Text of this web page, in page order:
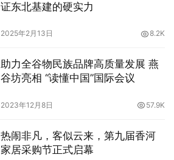
证东北基建的硬实力
2025年2月13日 8.2K
助力全谷物民族品牌高质量发展 燕
谷坊亮相 “读懂中国”国际会议
2023年12月8日 57.9K
热闹非凡，客似云来，第九届香河
家居采购节正式启幕